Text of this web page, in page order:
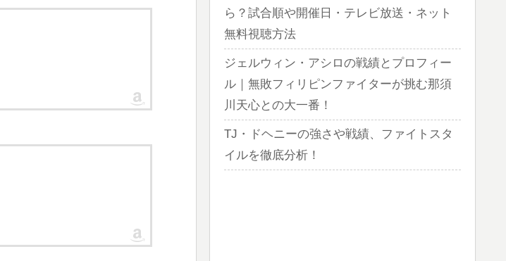
ら？試合順や開催日・テレビ放送・ネット
無料視聴方法
ジェルウィン・アシロの戦績とプロフィー
ル｜無敗フィリピンファイターが挑む那須
川天心との大一番！
TJ・ドヘニーの強さや戦績、ファイトスタ
イルを徹底分析！